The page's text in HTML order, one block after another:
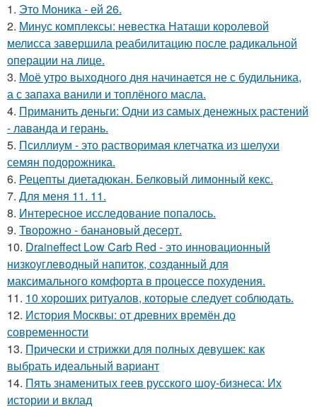
1. Это Моника - ей 26.
2. Минус комплексы: невестка Наташи королевой
мелисса завершила реабилитацию после радикальной
операции на лице.
3. Моё утро выходного дня начинается не с будильника,
а с запаха ванили и топлёного масла.
4. Приманить деньги: Одни из самых денежных растений
- лаванда и герань.
5. Псиллиум - это растворимая клетчатка из шелухи
семян подорожника.
6. Рецепты диетадюкан. Белковый лимонный кекс.
7. Для меня 11. 11.
8. Интересное исследование попалось.
9. Творожно - банановый десерт.
10. Draineffect Low Carb Red - это инновационный
низкоуглеводный напиток, созданный для
максимального комфорта в процессе похудения.
11. 10 хороших ритуалов, которые следует соблюдать.
12. История Москвы: от древних времён до
современности
13. Прически и стрижки для полных девушек: как
выбрать идеальный вариант
14. Пять знаменитых геев русского шоу-бизнеса: Их
истории и вклад